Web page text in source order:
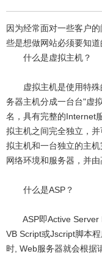
因为经常面对一些客户
些是想做网站必须要知道
什么是虚拟主机？
虚拟主机是使用特殊
务器主机分成一台台"虚
名，具有完整的Internet
拟主机之间完全独立，
拟主机和一台独立的主
网络环境和服务器，并由
什么是ASP？
ASP即Active Server
VB Script或Jscript脚本
时, Web服务器就会根据